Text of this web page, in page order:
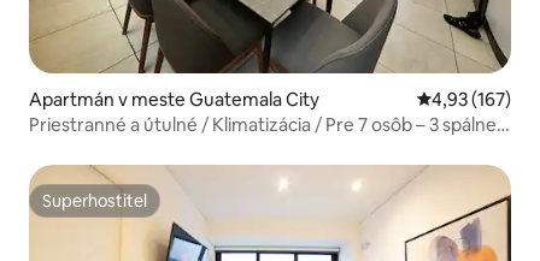
Apartmán v meste Guatemala City Priemerné
4,93 (167)
Priestranné a útulné / Klimatizácia / Pre 7 osôb – 3 spálne /
Superhostiteľ
Superhostiteľ